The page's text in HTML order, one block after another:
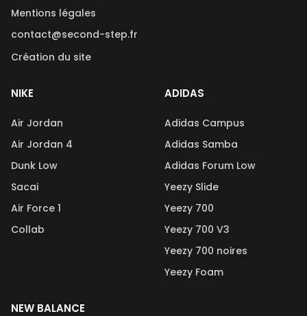
Mentions légales
contact@second-step.fr
Création du site
NIKE
Air Jordan
Air Jordan 4
Dunk Low
Sacai
Air Force 1
Collab
ADIDAS
Adidas Campus
Adidas Samba
Adidas Forum Low
Yeezy Slide
Yeezy 700
Yeezy 700 V3
Yeezy 700 noires
Yeezy Foam
NEW BALANCE